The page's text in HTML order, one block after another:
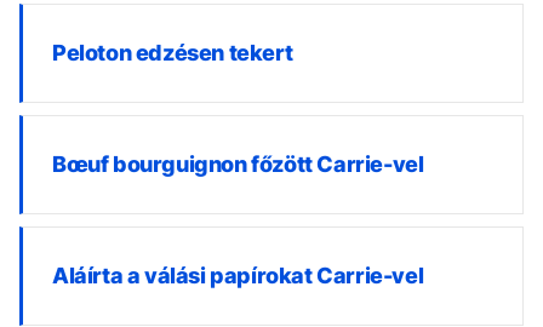
Peloton edzésen tekert
Bœuf bourguignon főzött Carrie-vel
Aláírta a válási papírokat Carrie-vel